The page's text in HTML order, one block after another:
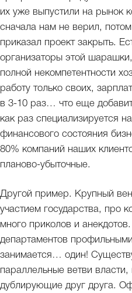
их уже выпустили на рынок
сначала нам не верил,
приказал проект закрыть.
организаторы этой
полной некомпетентности
работу только своих,
в 3-10 раз… что еще
как раз специализируется
финансового состояния
80% компаний наших
планово-убыточные.
Другой пример. Крупный
участием государства, про
много приколов и
департаментов
занимается… один!
параллельные ветви власти,
дублирующие друг друга.